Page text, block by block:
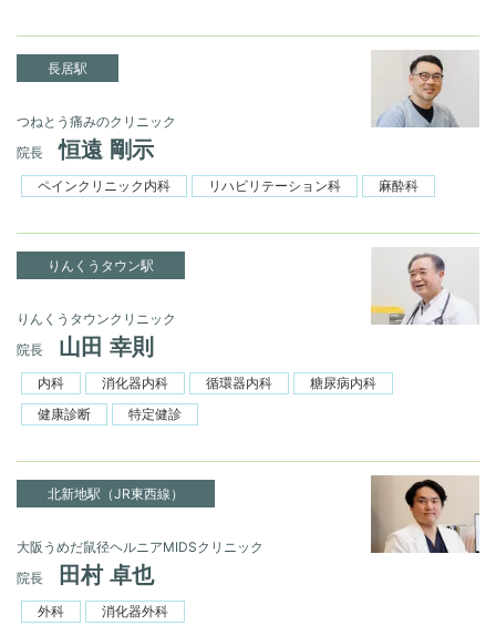
長居駅
つねとう痛みのクリニック
院長
恒遠 剛示
ペインクリニック内科 リハビリテーション科 麻酔科
りんくうタウン駅
りんくうタウンクリニック
院長
山田 幸則
内科 消化器内科 循環器内科
糖尿病内科
健康診断
特定健診
北新地駅（JR東西線）
大阪うめだ鼠径ヘルニアMIDSクリニック
院長
田村 卓也
外科 消化器外科